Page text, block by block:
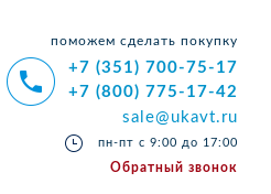
поможем сделать покупку
+7 (351) 700-75-17
+7 (800) 775-17-42
sale@ukavt.ru
пн-пт с 9:00 до 17:00
Обратный звонок